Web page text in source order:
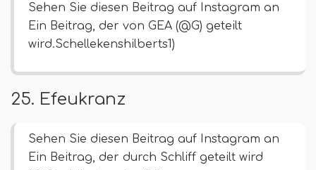
Sehen Sie diesen Beitrag auf Instagram an
Ein Beitrag, der von GEA (@G) geteilt
wird.Schellekenshilberts1)
25. Efeukranz
Sehen Sie diesen Beitrag auf Instagram an
Ein Beitrag, der durch Schliff geteilt wird